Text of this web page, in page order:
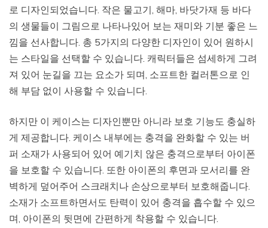
로 디자인되었습니다. 작은 물고기, 해마, 바닷가재 등 바다
의 생물들이 그림으로 나타나있어 보는 재미와 기분 좋은 느
낌을 선사합니다. 총 5가지의 다양한 디자인이 있어 원하시
는 스타일을 선택할 수 있습니다. 캐릭터들은 섬세하게 그려
져 있어 눈길을 끄는 요소가 되며, 소프트한 컬러톤으로 인
해 부담 없이 사용할 수 있습니다.
하지만 이 케이스는 디자인뿐만 아니라 보호 기능도 충실하
게 제공합니다. 케이스 내부에는 충격을 완화할 수 있는 버
퍼 소재가 사용되어 있어 예기치 않은 충격으로부터 아이폰
을 보호할 수 있습니다. 또한 아이폰의 후면과 모서리를 완
벽하게 덮어주어 스크래치나 손상으로부터 보호해줍니다.
소재가 소프트하면서도 탄력이 있어 충격을 흡수할 수 있으
며, 아이폰의 뒷면에 간편하게 착용할 수 있습니다.